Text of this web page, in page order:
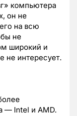
компьютера
он не
на всю
не
широкий и
не интересует.
— Intel и AMD.